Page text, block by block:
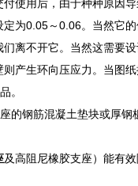
使用后，由于种种原因
为0.05～0.06。当然它
离不开它。当然这需要
产生环向压应力。当图
。
的钢筋混凝土垫块或厚钢
及高阻尼橡胶支座）能有